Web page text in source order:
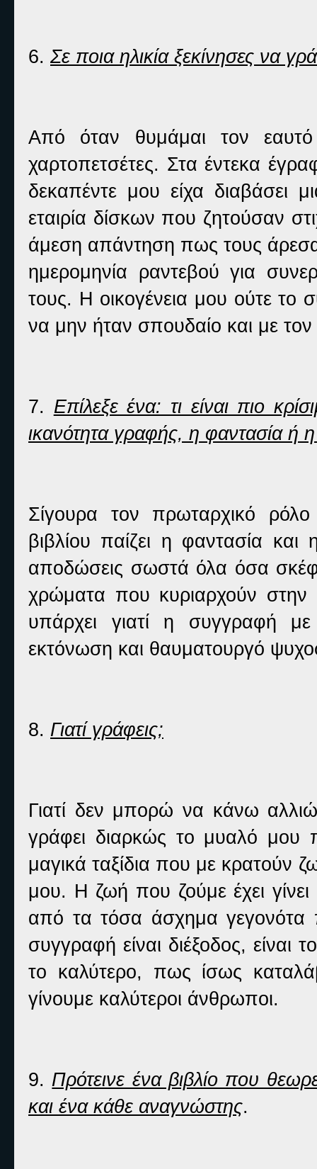
6. Σε ποια ηλικία ξεκίνησες να
Από όταν θυμάμαι τον
χαρτοπετσέτες. Στα έντεκα
δεκαπέντε μου είχα διαβάσει
εταιρία δίσκων που ζητούσαν
άμεση απάντηση πως τους
ημερομηνία ραντεβού για
τους. Η οικογένεια μου ούτε το
να μην ήταν σπουδαίο και με
7. Επίλεξε ένα: τι είναι πιο
ικανότητα γραφής, η φαντασία ή
Σίγουρα τον πρωταρχικό ρόλο
βιβλίου παίζει η φαντασία
αποδώσεις σωστά όλα όσα
χρώματα που κυριαρχούν
υπάρχει γιατί η συγγραφή
εκτόνωση και θαυματουργό
8. Γιατί γράφεις;
Γιατί δεν μπορώ να κάνω
γράφει διαρκώς το μυαλό μου
μαγικά ταξίδια που με κρατούν
μου. Η ζωή που ζούμε έχει
από τα τόσα άσχημα
συγγραφή είναι διέξοδος,
το καλύτερο, πως ίσως
γίνουμε καλύτεροι άνθρωποι.
9. Πρότεινε ένα βιβλίο που
και ένα κάθε αναγνώστης.